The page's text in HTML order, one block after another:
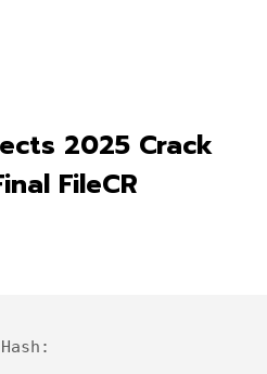
2025 Crack
FileCR